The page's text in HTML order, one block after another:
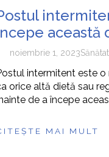
această
noiembrie 1, 2023
intermitent este
orice altă dietă sau
de a începe
MAI MULT